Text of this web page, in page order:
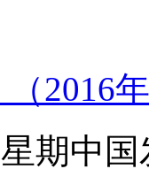
2016
期中